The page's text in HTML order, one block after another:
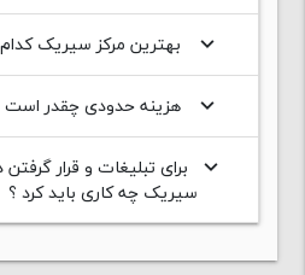
keyboard_arrow_down بهترین مرکز سیریک
keyboard_arrow_down هزینه حدودی چقدر است
keyboard_arrow_down
برای تبلیغات و قرار گرفتن
سیریک چه کاری باید کرد ؟